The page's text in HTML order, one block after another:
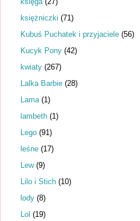
księżniczki (71)
Kubuś Puchatek i przyjaciele (56)
Kucyk Pony (42)
kwiaty (267)
Lalka Barbie (28)
Lama (1)
lambeth (1)
Lego (91)
leśne (17)
Lew (9)
Lilo i Stich (10)
lody (8)
Lol (19)